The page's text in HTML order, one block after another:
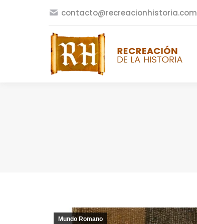
contacto@recreacionhistoria.com
Mundo Romano